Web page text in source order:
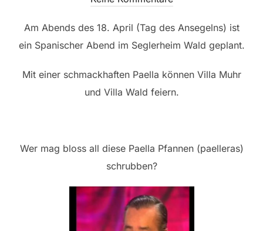
Am Abends des 18. April (Tag des Ansegelns) ist
ein Spanischer Abend im Seglerheim Wald geplant.
Mit einer schmackhaften Paella können Villa Muhr
und Villa Wald feiern.
Wer mag bloss all diese Paella Pfannen (paelleras)
schrubben?